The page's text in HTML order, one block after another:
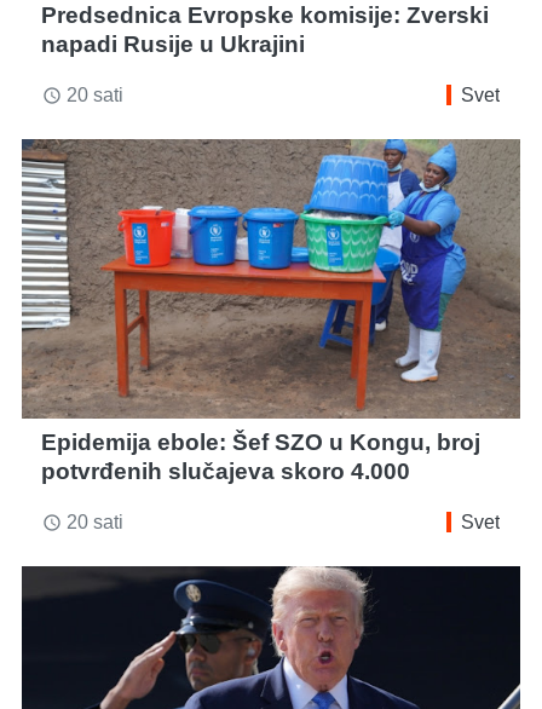
Predsednica Evropske komisije: Zverski
napadi Rusije u Ukrajini
access_time 20 sati Svet
Epidemija ebole: Šef SZO u Kongu, broj
potvrđenih slučajeva skoro 4.000
access_time 20 sati Svet